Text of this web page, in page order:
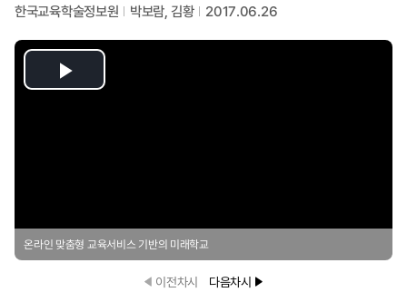
한국교육학술정보원 박보람, 김황 2017.06.26
Play
온라인 맞춤형 교육서비스 기반의 미래학교
이전차시 다음차시